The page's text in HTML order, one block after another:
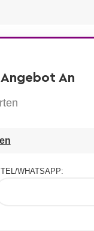
An
TEL/WHATSAPP: